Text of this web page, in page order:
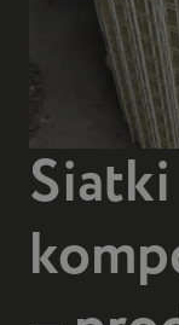
Siatki
–